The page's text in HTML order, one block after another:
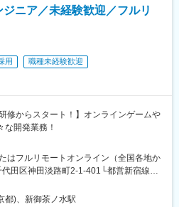
ニア／未経験歓迎／フルリ
用
職種未経験歓迎
修からスタート！】オンラインゲームや
な開発業務！
はフルリモートオンライン（全国各地か
代田区神田淡路町2-1-401└都営新宿線
└東京メトロ丸ノ内線「淡路町駅」より
線「新御茶ノ水駅」より徒歩3【研修
都)、新御茶ノ水駅